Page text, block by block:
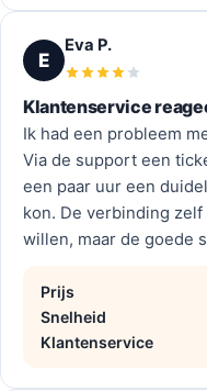
E
Eva P.
Klantenservice
Ik had een probleem
Via de support een
een paar uur een
kon. De verbinding
willen, maar de goede
Prijs
Snelheid
Klantenservice